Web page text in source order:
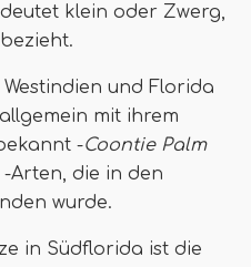
klein oder Zwerg,
und Florida
mit ihrem
-Coontie Palm
Arten, die in den
wurde.
in Südflorida ist die